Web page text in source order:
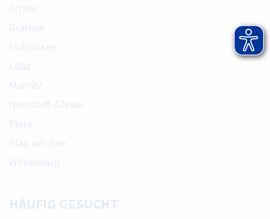
Crivitz
Grabow
Holthusen
Lübz
Marnitz
Neustadt-Glewe
Plate
Plau am See
Wittenburg
HÄUFIG GESUCHT